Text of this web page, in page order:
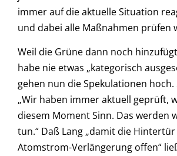
immer auf die aktuelle Situation
und dabei alle Maßnahmen prüfen
Weil die Grüne dann noch
habe nie etwas „kategorisch
gehen nun die Spekulationen hoch.
„Wir haben immer aktuell geprüft,
diesem Moment Sinn. Das werden
tun.“ Daß Lang „damit die
Atomstrom-Verlängerung offen“